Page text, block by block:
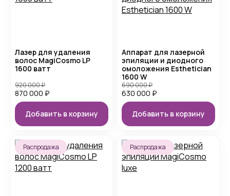
Лазер для удаления
волос MagiCosmo LP
1600 ватт
870 000 ₽
920 000₽
Добавить в корзину
Аппарат для лазерной
эпиляции и диодного
омоложения Esthetician
1600 W
630 000 ₽
690 000₽
Добавить в корзину
Распродажа Распродажа